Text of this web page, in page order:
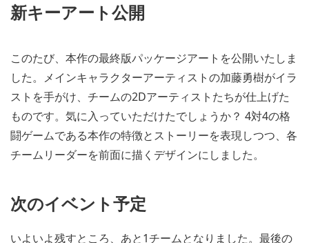
新キーアート公開
このたび、本作の最終版パッケージアートを公開いたしま
した。メインキャラクターアーティストの加藤勇樹がイラ
ストを手がけ、チームの2Dアーティストたちが仕上げた
ものです。気に入っていただけたでしょうか？ 4対4の格
闘ゲームである本作の特徴とストーリーを表現しつつ、各
チームリーダーを前面に描くデザインにしました。
次のイベント予定
いよいよ残すところ、あと1チームとなりました。最後の